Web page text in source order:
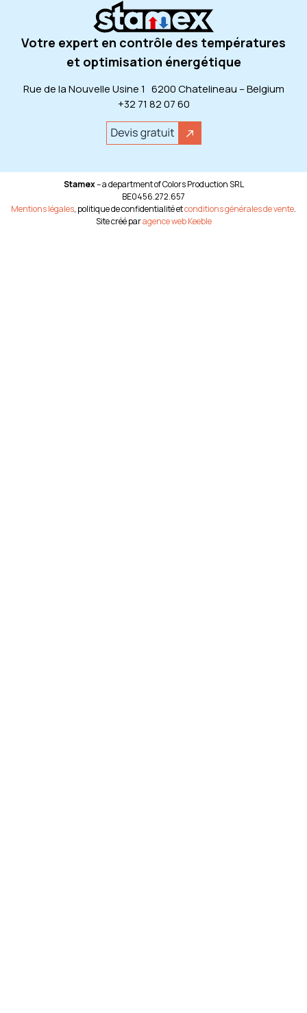
Votre expert en contrôle des températures
et optimisation énergétique
Rue de la Nouvelle Usine 1 6200 Chatelineau – Belgium
+32 71 82 07 60
Stamex– a department of Colors Production SRL
BE0456.272.657
Mentions légales, politique de confidentialité etconditions générales de vente.
Site créé paragence web Keeble